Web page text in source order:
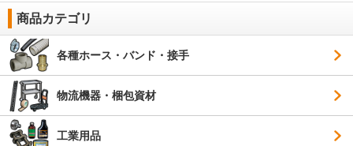
商品カテゴリ
各種ホース・バンド・接手
物流機器・梱包資材
工業用品